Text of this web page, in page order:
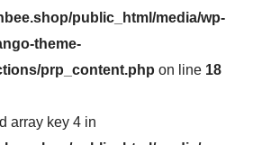
public_html/media/wp-
theme-
prp_content.php on line 18
array key 4 in